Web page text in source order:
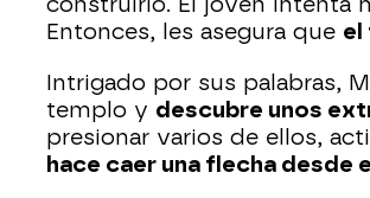
Entonces, les asegura que el
Intrigado por sus palabras,
templo y descubre unos
presionar varios de ellos,
hace caer una flecha desde